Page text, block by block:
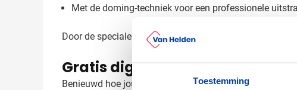
Toestemming
Met de doming-techniek voor een professionele
Door de speciale doming-techniek krijgt je logo een
Gratis digitaal voorbeeld van
Benieuwd hoe jouw logo eruit ziet op de Dagor